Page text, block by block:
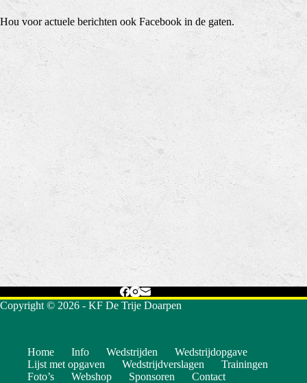
Hou voor actuele berichten ook Facebook in de gaten.
Copyright © 2026 - KF De Trije Doarpen
Home Info Wedstrijden
Wedstrijdopgave
Lijst met opgaven
Wedstrijdverslagen
Trainingen
Foto’s
Webshop Sponsoren Contact